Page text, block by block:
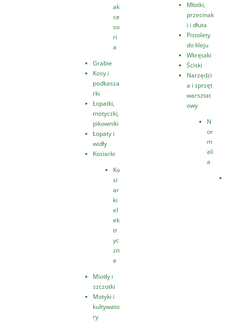
ak
ce
so
ri
a
Grabie
Kosy i
podkasza
rki
Łopatki,
motyczki,
pikowniki
Łopaty i
widły
Kosiarki
Ko
si
ar
ki
el
ek
tr
yc
zn
e
Miotły i
szczotki
Motyki i
kultywato
ry
Młotki,
przecinak
i i dłuta
Pistolety
do kleju
Wkrętaki
Ściski
Narzędzi
a i sprzęt
warsztat
owy
N
or
m
ali
a